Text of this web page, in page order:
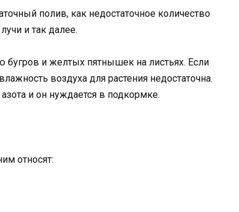
полив, как недостаточное количество
и так далее.
и желтых пятнышек на листьях. Если
воздуха для растения недостаточна.
и он нуждается в подкормке.
относят: